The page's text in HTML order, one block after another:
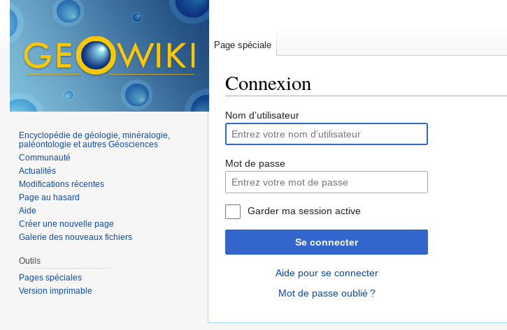
Connexion
Nom d’utilisateur
Mot de passe
Garder ma session active
Se connecter
Aide pour se connecter
Mot de passe oublié ?
Page spéciale
Encyclopédie de géologie, minéralogie,
paléontologie et autres Géosciences
Communauté
Actualités
Modifications récentes
Page au hasard
Aide
Créer une nouvelle page
Galerie des nouveaux fichiers
Outils
Pages spéciales
Version imprimable